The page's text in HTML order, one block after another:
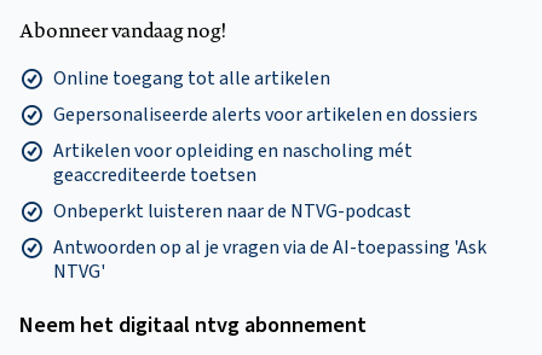
Abonneer vandaag nog!
Online toegang tot alle artikelen
Gepersonaliseerde alerts voor artikelen en dossiers
Artikelen voor opleiding en nascholing mét
geaccrediteerde toetsen
Onbeperkt luisteren naar de NTVG-podcast
Antwoorden op al je vragen via de AI-toepassing 'Ask
NTVG'
Neem het digitaal ntvg abonnement